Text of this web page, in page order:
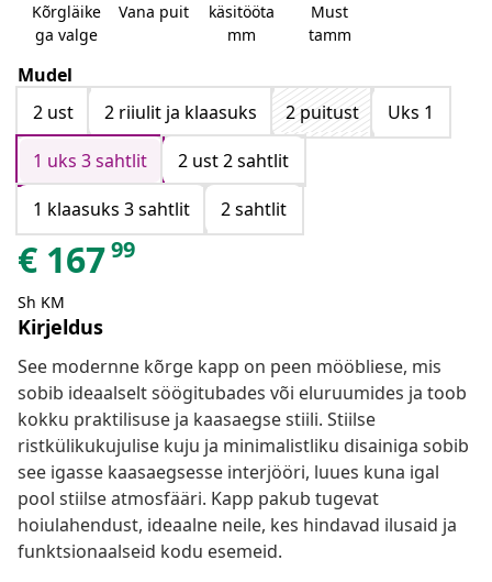
Kõrgläike
ga valge
Vana puit
käsitööta
mm
Must
tamm
Mudel
2 ust
2 riiulit ja klaasuks 2 puitust
Uks 1
1 uks 3 sahtlit
2 ust 2 sahtlit
1 klaasuks 3 sahtlit
2 sahtlit
€ 16799
Sh KM
Kirjeldus
See modernne kõrge kapp on peen mööbliese, mis
sobib ideaalselt söögitubades või eluruumides ja toob
kokku praktilisuse ja kaasaegse stiili. Stiilse
ristkülikukujulise kuju ja minimalistliku disainiga sobib
see igasse kaasaegsesse interjööri, luues kuna igal
pool stiilse atmosfääri. Kapp pakub tugevat
hoiulahendust, ideaalne neile, kes hindavad ilusaid ja
funktsionaalseid kodu esemeid.